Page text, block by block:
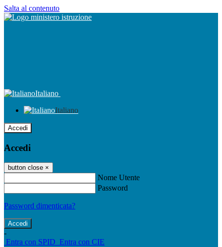
Salta al contenuto
Italiano
Italiano
Accedi
Accedi
button close ×
Nome Utente
Password
Password dimenticata?
-
Entra con SPID Entra con CIE